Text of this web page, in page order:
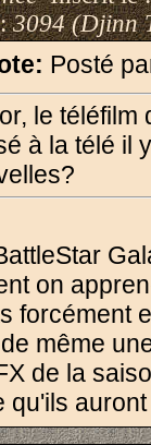
3094 (Djinn
Posté
le téléfilm
à la télé il
on
forcément
même
de la
qu'ils